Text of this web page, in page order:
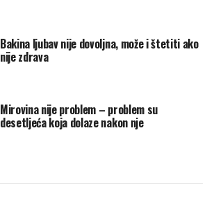
Bakina ljubav nije dovoljna, može i štetiti ako
nije zdrava
Mirovina nije problem – problem su
desetljeća koja dolaze nakon nje